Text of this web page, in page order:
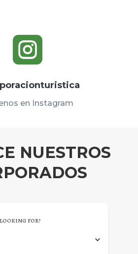

en Instagram
NUESTROS
for?